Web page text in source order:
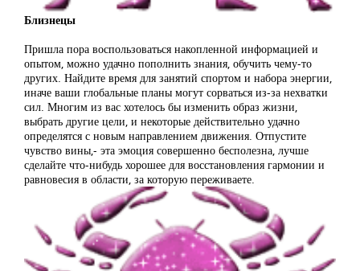
Близнецы
Пришла пора воспользоваться накопленной информацией и
опытом, можно удачно пополнить знания, обучить чему-то
других. Найдите время для занятий спортом и набора энергии,
иначе ваши глобальные планы могут сорваться из-за нехватки
сил. Многим из вас хотелось бы изменить образ жизни,
выбрать другие цели, и некоторые действительно удачно
определятся с новым направлением движения. Отпустите
чувство вины,- эта эмоция совершенно бесполезна, лучше
сделайте что-нибудь хорошее для восстановления гармонии и
равновесия в области, за которую переживаете.